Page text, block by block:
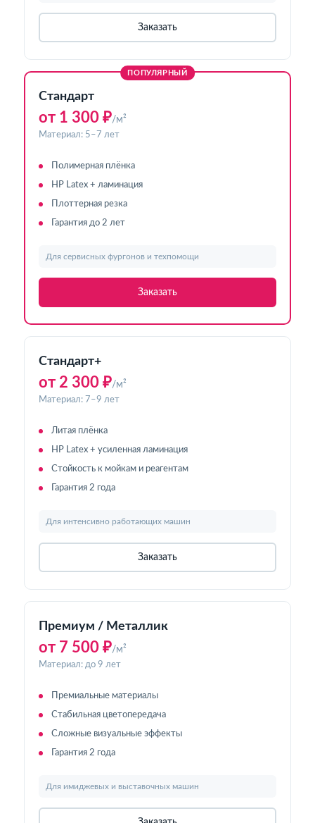
Заказать
ПОПУЛЯРНЫЙ
Стандарт
от 1 300 ₽/м²
Материал: 5–7 лет
Полимерная плёнка
HP Latex + ламинация
Плоттерная резка
Гарантия до 2 лет
Для сервисных фургонов и техпомощи
Заказать
Стандарт+
от 2 300 ₽/м²
Материал: 7–9 лет
Литая плёнка
HP Latex + усиленная ламинация
Стойкость к мойкам и реагентам
Гарантия 2 года
Для интенсивно работающих машин
Заказать
Премиум / Металлик
от 7 500 ₽/м²
Материал: до 9 лет
Премиальные материалы
Стабильная цветопередача
Сложные визуальные эффекты
Гарантия 2 года
Для имиджевых и выставочных машин